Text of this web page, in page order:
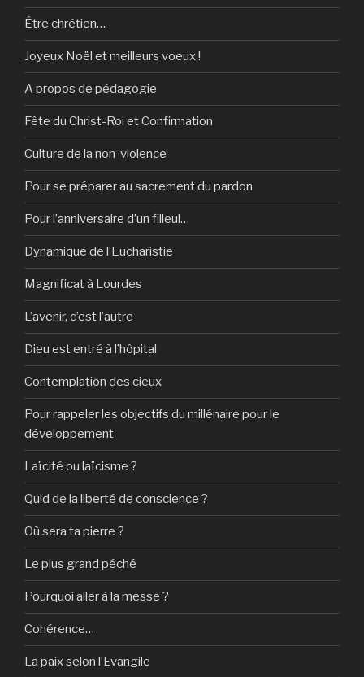
Être chrétien…
Joyeux Noël et meilleurs voeux !
A propos de pédagogie
Fête du Christ-Roi et Confirmation
Culture de la non-violence
Pour se préparer au sacrement du pardon
Pour l’anniversaire d’un filleul…
Dynamique de l’Eucharistie
Magnificat à Lourdes
L’avenir, c’est l’autre
Dieu est entré à l’hôpital
Contemplation des cieux
Pour rappeler les objectifs du millénaire pour le
développement
Laïcité ou laïcisme ?
Quid de la liberté de conscience ?
Où sera ta pierre ?
Le plus grand péché
Pourquoi aller à la messe ?
Cohérence…
La paix selon l’Evangile